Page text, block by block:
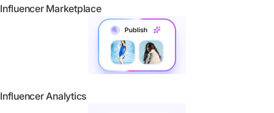
Influencer Marketplace
Influencer Analytics